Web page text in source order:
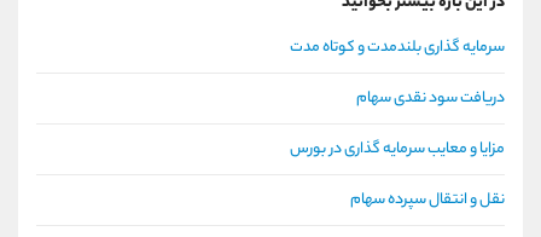
سرمایه گذاری بلندمدت و کوتاه مدت
دریافت سود نقدی سهام
مزایا و معایب سرمایه گذاری در بورس
نقل و انتقال سپرده سهام